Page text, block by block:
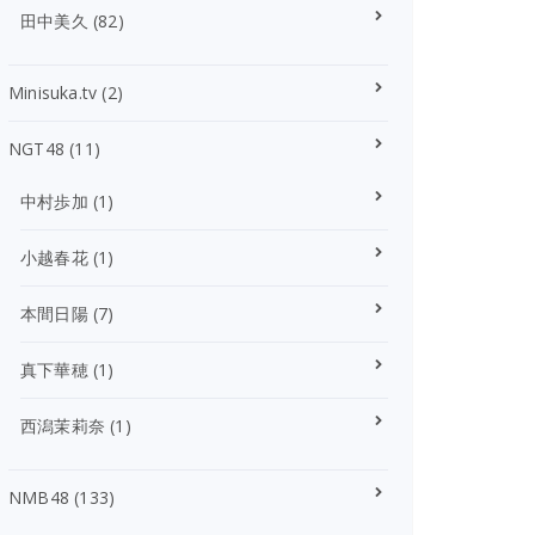
田中美久 (82)
Minisuka.tv (2)
NGT48 (11)
中村歩加 (1)
小越春花(1)
本間日陽(7)
真下華穂(1)
西潟茉莉奈 (1)
NMB48 (133)